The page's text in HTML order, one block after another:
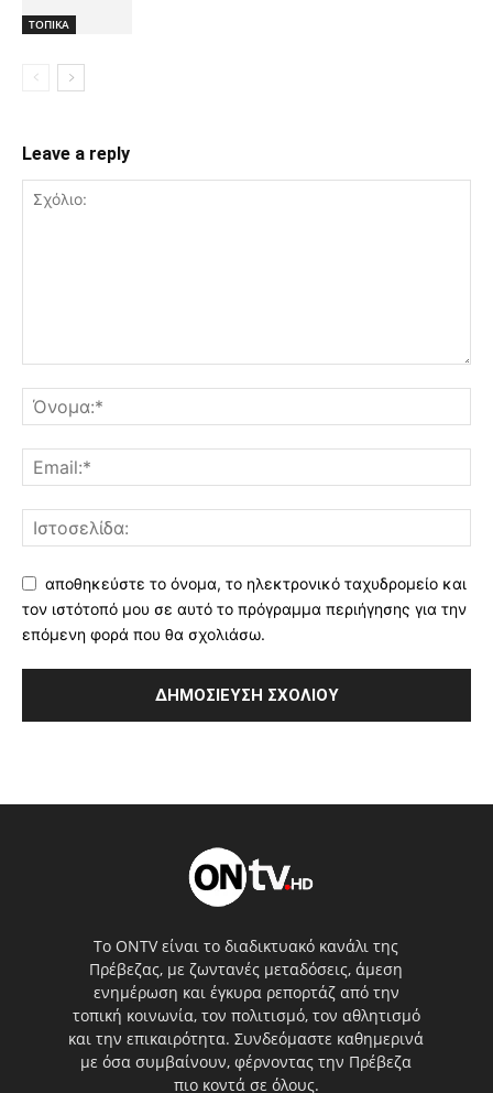
ΤΟΠΙΚΑ
Leave a reply
αποθηκεύστε το όνομα, το ηλεκτρονικό ταχυδρομείο και
τον ιστότοπό μου σε αυτό το πρόγραμμα περιήγησης για την
επόμενη φορά που θα σχολιάσω.
Το ONTV είναι το διαδικτυακό κανάλι της
Πρέβεζας, με ζωντανές μεταδόσεις, άμεση
ενημέρωση και έγκυρα ρεπορτάζ από την
τοπική κοινωνία, τον πολιτισμό, τον αθλητισμό
και την επικαιρότητα. Συνδεόμαστε καθημερινά
με όσα συμβαίνουν, φέρνοντας την Πρέβεζα
πιο κοντά σε όλους.